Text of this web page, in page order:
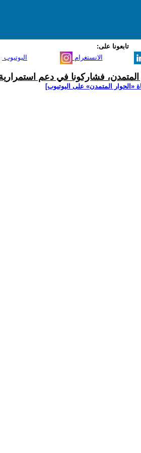
تابعونا على:
اليوتيوب
الانستغرام
المتمدن، فشاركونا في دعم
‫«الحوار المتمدن» على اليوتيوب]